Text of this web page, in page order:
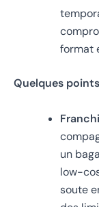
format
Quelques
un
low-
soute